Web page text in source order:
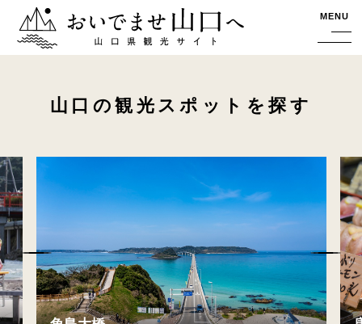
おいでませ山口へー山口県観光サイト MENU
山口の観光スポットを探す